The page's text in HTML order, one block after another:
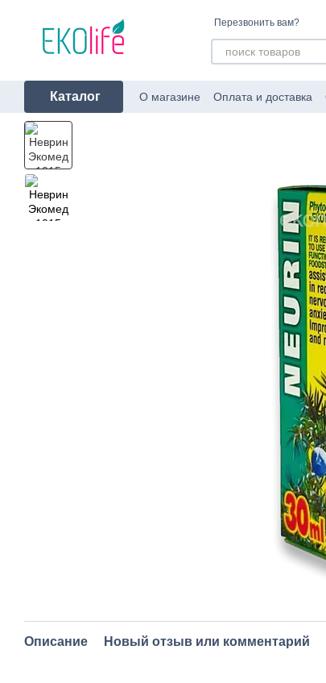
Перезвонить вам?
Каталог О магазине Оплата и доставка
Описание Новый отзыв или комментарий